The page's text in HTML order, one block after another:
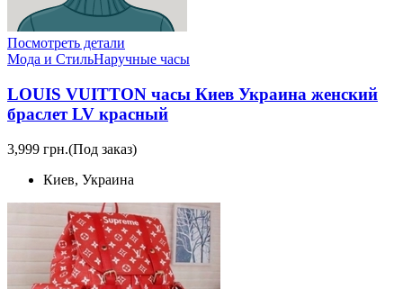
Посмотреть детали
Мода и СтильНаручные часы
LOUIS VUITTON часы Киев Украина женский
браслет LV красный
3,999 грн.(Под заказ)
Киев, Украина